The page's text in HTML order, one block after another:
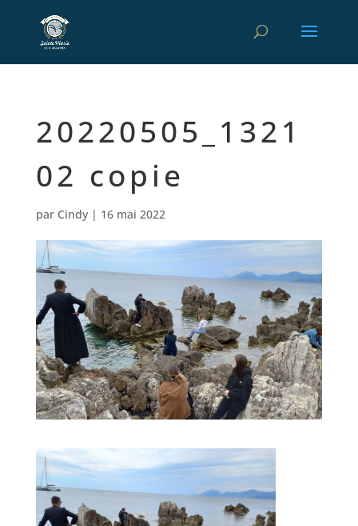
20220505_1321
02 copie
par Cindy| 16 mai 2022